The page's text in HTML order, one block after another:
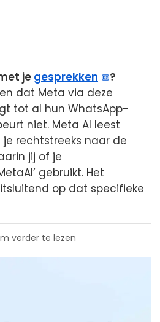
je gesprekken
?
dat Meta via deze
tot al hun WhatsApp-
niet. Meta AI leest
rechtstreeks naar de
jij of je
gebruikt. Het
op dat specifieke
verder te lezen